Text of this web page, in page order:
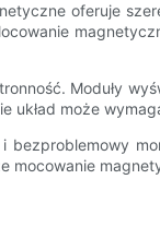
oferuje
Moduły
układ może
bezproblemowy
​​mocowanie